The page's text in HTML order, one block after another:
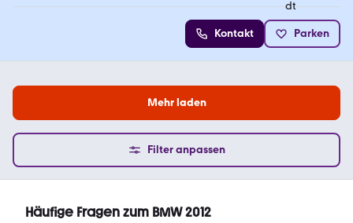
Kontakt Parken
Mehr laden
Filter anpassen
Häufige Fragen zum BMW 2012